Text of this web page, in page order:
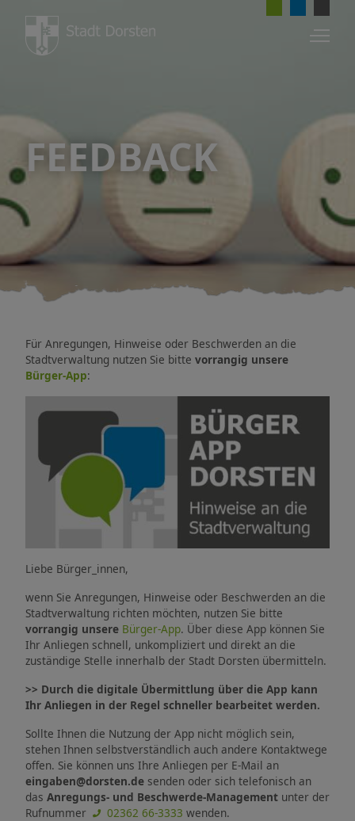
RATHAUS UND STADT
Bürgerservice
Verwaltung
Politik
FEEDBACK
Für Anregungen, Hinweise oder Beschwerden an die
Stadtverwaltung nutzen Sie bitte vorrangig unsere
Bürger-App:
Liebe Bürger_innen,
wenn Sie Anregungen, Hinweise oder Beschwerden an die
Stadtverwaltung richten möchten, nutzen Sie bitte
vorrangig unsere Bürger-App. Über diese App können Sie
Ihr Anliegen schnell, unkompliziert und direkt an die
zuständige Stelle innerhalb der Stadt Dorsten übermitteln.
>> Durch die digitale Übermittlung über die App kann
Ihr Anliegen in der Regel schneller bearbeitet werden.
Sollte Ihnen die Nutzung der App nicht möglich sein,
stehen Ihnen selbstverständlich auch andere Kontaktwege
offen. Sie können uns Ihre Anliegen per E-Mail an
eingaben@dorsten.de senden oder sich telefonisch an
das Anregungs- und Beschwerde-Management unter der
Rufnummer
02362 66-3333 wenden.